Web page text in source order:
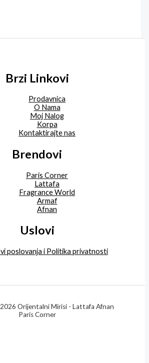
Brzi Linkovi
Prodavnica
O Nama
Moj Nalog
Korpa
Kontaktirajte nas
Brendovi
Paris Corner
Lattafa
Fragrance World
Armaf
Afnan
Uslovi
poslovanja i Politika privatnosti
Orijentalni Mirisi - Lattafa Afnan
Paris Corner